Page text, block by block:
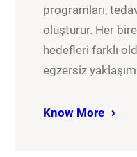
programları,
oluşturur. Her
hedefleri farklı
egzersiz
Know More